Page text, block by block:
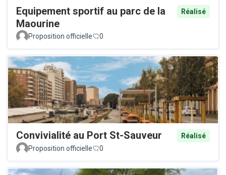
Equipement sportif au parc de la
Maourine
Réalisé
Proposition officielle 0
Convivialité au Port St-Sauveur
Réalisé
Proposition officielle
0